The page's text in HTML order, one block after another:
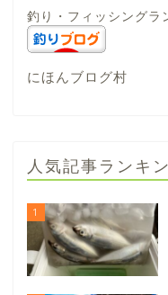
釣り・フィッシングラ
にほんブログ村
人気記事ランキ
1